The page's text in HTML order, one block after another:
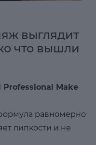
выглядит
что вышли
Professional Make
равномерно
липкости и не